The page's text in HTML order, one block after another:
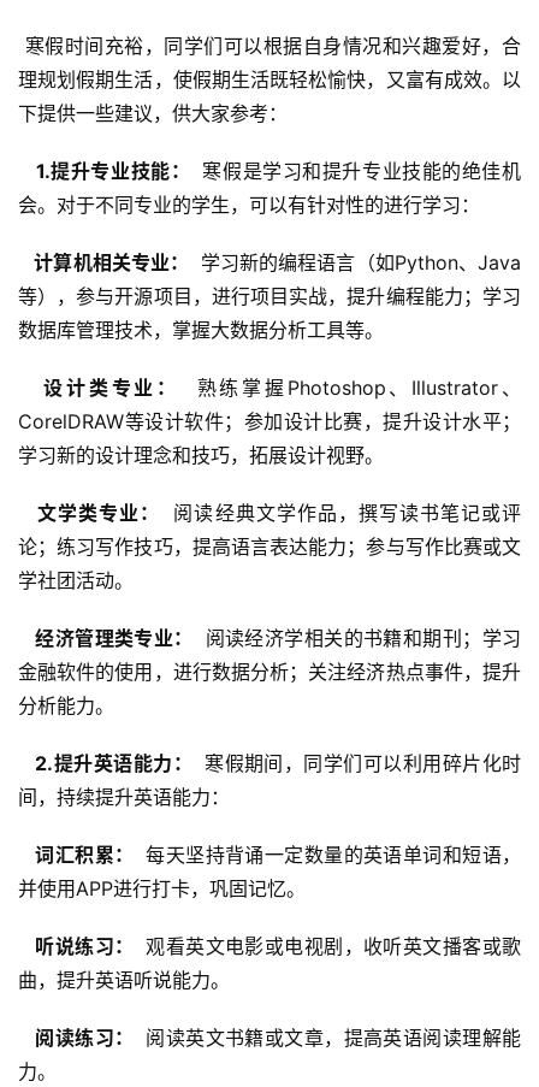
理规划假期生活，使假期生活既轻松愉快，又富有成效。以
下提供一些建议，供大家参考：
  1.提升专业技能：
寒假是学习和提升专业技能的绝佳机
会。对于不同专业的学生，可以有针对性的进行学习：
  计算机相关专业：
学习新的编程语言（如Python、Java
等），参与开源项目，进行项目实战，提升编程能力；学习
数据库管理技术，掌握大数据分析工具等。
  设计类专业：
熟练掌握Photoshop、Illustrator、
CorelDRAW等设计软件；参加设计比赛，提升设计水平；
学习新的设计理念和技巧，拓展设计视野。
  文学类专业：
阅读经典文学作品，撰写读书笔记或评
论；练习写作技巧，提高语言表达能力；参与写作比赛或文
学社团活动。
  经济管理类专业：
阅读经济学相关的书籍和期刊；学习
金融软件的使用，进行数据分析；关注经济热点事件，提升
分析能力。
  2.提升英语能力：
寒假期间，同学们可以利用碎片化时
间，持续提升英语能力：
  词汇积累：
每天坚持背诵一定数量的英语单词和短语，
并使用APP进行打卡，巩固记忆。
  听说练习：
观看英文电影或电视剧，收听英文播客或歌
曲，提升英语听说能力。
  阅读练习：
阅读英文书籍或文章，提高英语阅读理解能
力。